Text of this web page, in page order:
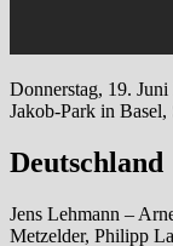
Donnerstag, 19.
Jakob-Park in
Deutschland
Jens Lehmann –
Metzelder, Philipp